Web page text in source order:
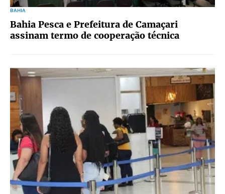
BAHIA
Bahia Pesca e Prefeitura de Camaçari
assinam termo de cooperação técnica